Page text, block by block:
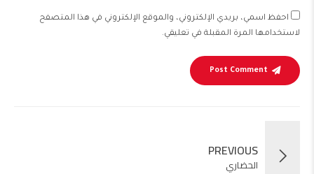
احفظ اسمي، بريدي الإلكتروني، والموقع الإلكتروني في هذا المتصفح
لاستخدامها المرة المقبلة في تعليقي.
Post Comment
PREVIOUS
الحضاري